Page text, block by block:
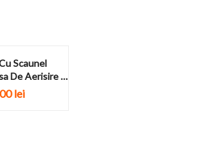
Scaunel
De Aerisire Si
lei